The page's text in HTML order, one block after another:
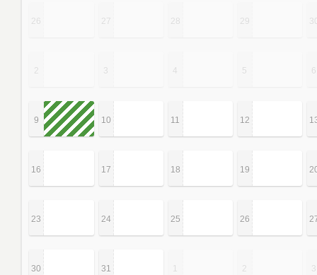
26 27 28 29
2 3 4 5 6
9 10 11 12
16 17 18 19
23 24 25 26
30 31 1 2 3